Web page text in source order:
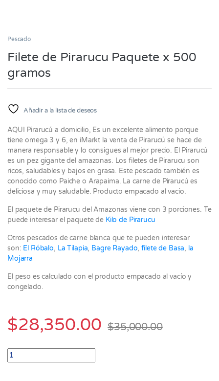
Pescado
Filete de Pirarucu Paquete x 500
gramos
Añadir a la lista de deseos
AQUI Pirarucú a domicilio, Es un excelente alimento porque
tiene omega 3 y 6, en iMarkt la venta de Pirarucú se hace de
manera responsable y lo consigues al mejor precio. El Pirarucú
es un pez gigante del amazonas. Los filetes de Pirarucu son
ricos, saludables y bajos en grasa. Este pescado también es
conocido como Paiche o Arapaima. La carne de Pirarucú es
deliciosa y muy saludable. Producto empacado al vacío.
El paquete de Pirarucu del Amazonas viene con 3 porciones. Te
puede interesar el paquete de Kilo de Pirarucu
Otros pescados de carne blanca que te pueden interesar
son: El Róbalo, La Tilapia, Bagre Rayado,filete de Basa, la
Mojarra
El peso es calculado con el producto empacado al vacío y
congelado.
$28,350.00 $35,000.00
Filete de Pirarucu Paquete x 500 gramos quantity